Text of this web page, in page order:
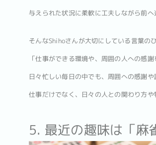
与えられた状況に柔軟に工夫しながら前
そんなShihoさんが大切にしている言葉の
「仕事ができる環境や、周囲の人への感
日々忙しい毎日の中でも、周囲への感謝や
仕事だけでなく、日々の人との関わり方
5. 最近の趣味は「麻